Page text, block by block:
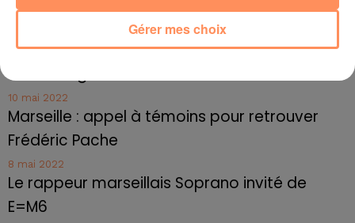
10 mai 2022
Toulon : des quais électrifiés pour 2023 !
Cassis organise sa traditionnelle "Fête du vin"
10 mai 2022
Marseille : appel à témoins pour retrouver
Frédéric Pache
8 mai 2022
Le rappeur marseillais Soprano invité de
E=M6
Gérer mes choix